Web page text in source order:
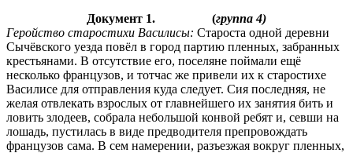
Документ 1. (группа 4)
Геройство старостихи Василисы: Староста одной деревни
Сычёвского уезда повёл в город партию пленных, забранных
крестьянами. В отсутствие его, поселяне поймали ещё
несколько французов, и тотчас же привели их к старостихе
Василисе для отправления куда следует. Сия последняя, не
желая отвлекать взрослых от главнейшего их занятия бить и
ловить злодеев, собрала небольшой конвой ребят и, севши на
лошадь, пустилась в виде предводителя препровождать
французов сама. В сем намерении, разъезжая вокруг пленных,